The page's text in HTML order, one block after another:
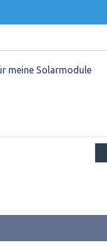
meine Solarmodule